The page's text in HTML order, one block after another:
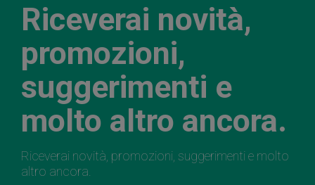
Riceverai novità,
promozioni,
suggerimenti e
molto altro ancora.
Riceverai novità, promozioni, suggerimenti e molto
altro ancora.